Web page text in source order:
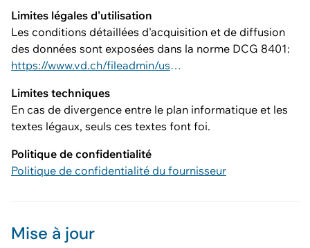
Limites légales d'utilisation
Les conditions détaillées d'acquisition et de diffusion
des données sont exposées dans la norme DCG 8401:
https://www.vd.ch/fileadmin/user_upload/dinf/8000/8401.pdf
Limites techniques
En cas de divergence entre le plan informatique et les
textes légaux, seuls ces textes font foi.
Politique de confidentialité
Politique de confidentialité du fournisseur
Mise à jour